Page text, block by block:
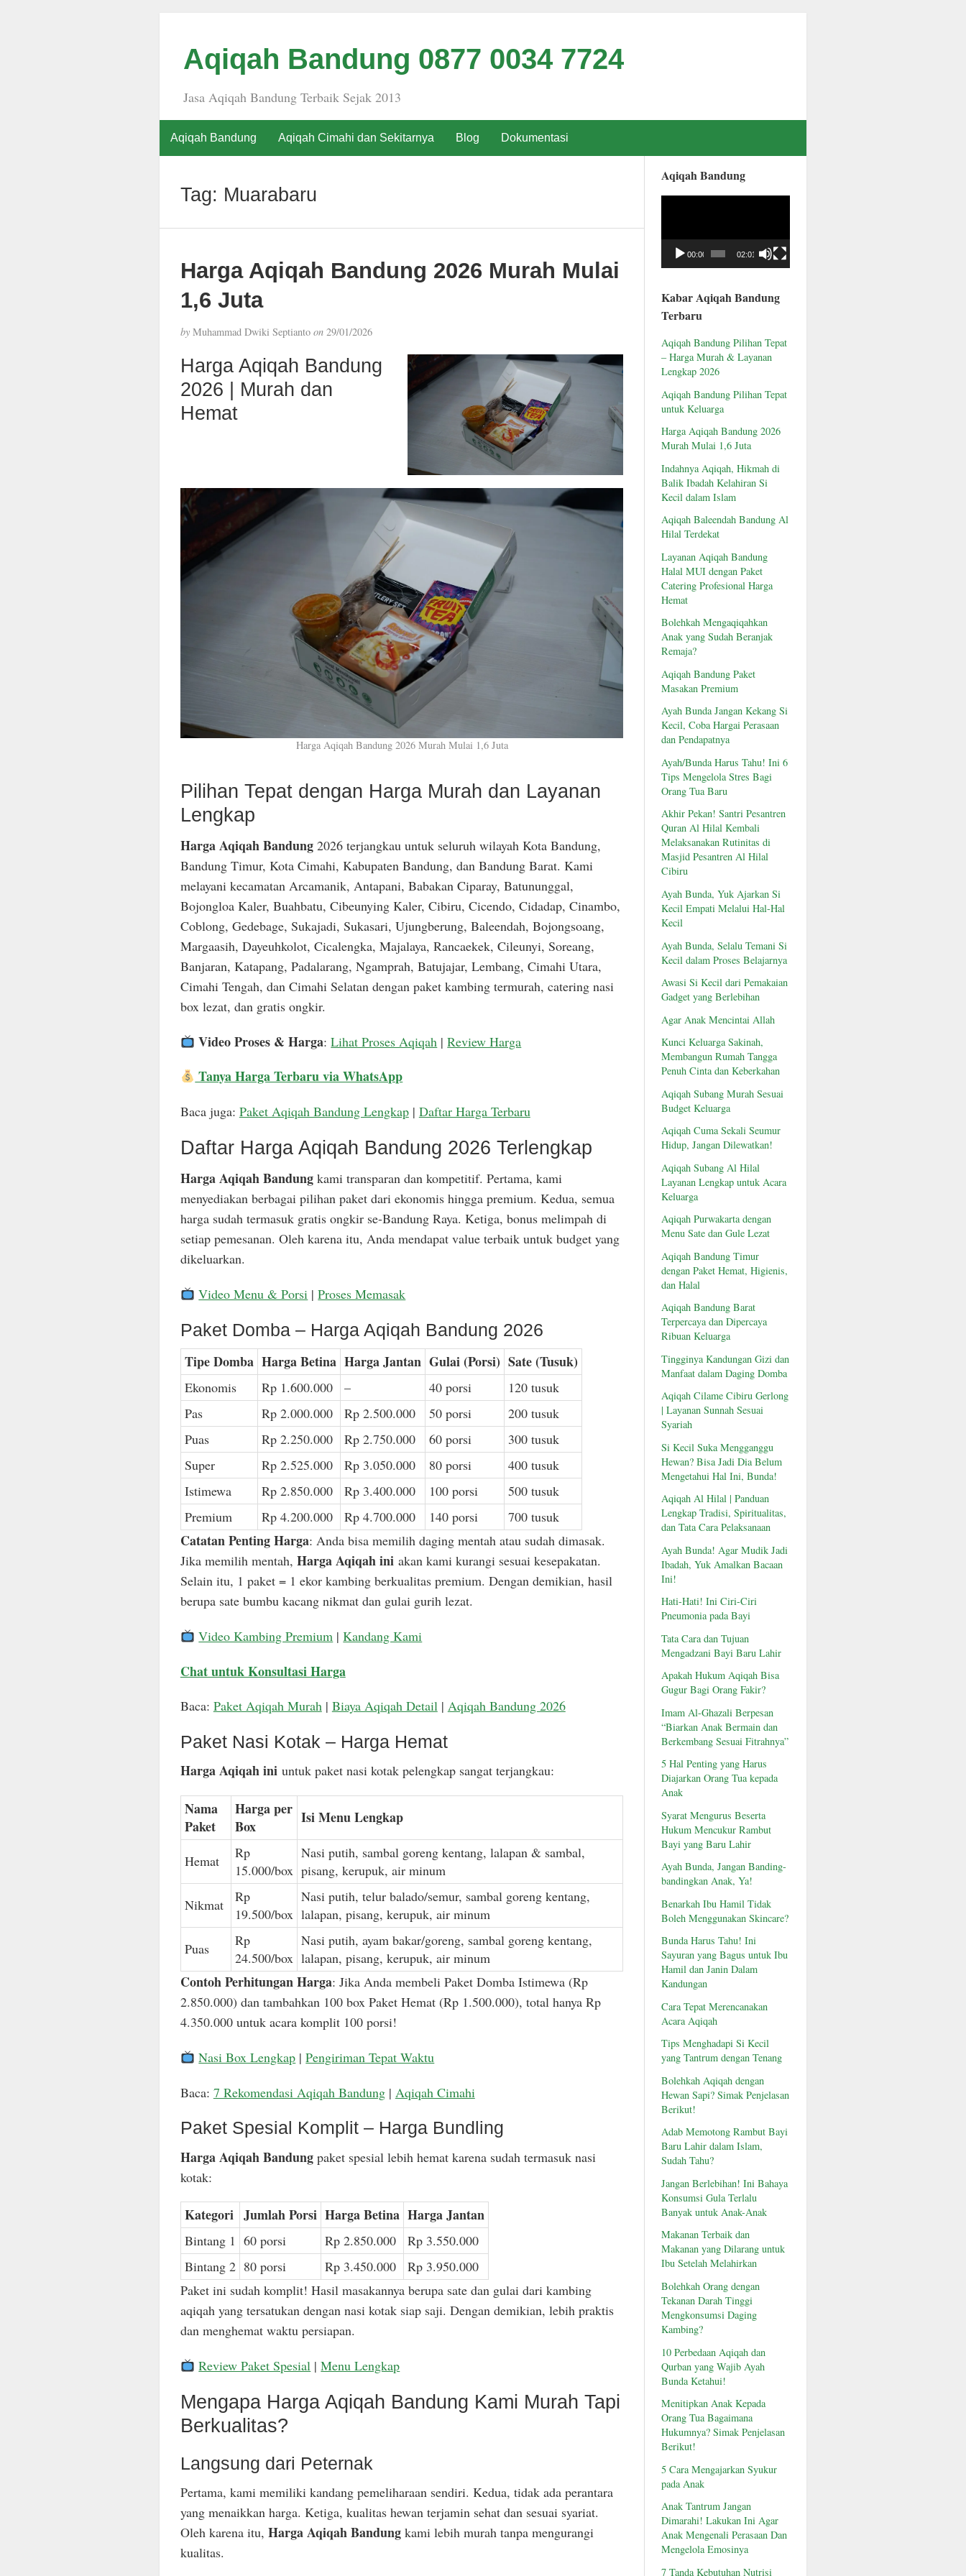
Aqiqah Bandung 0877 0034 7724
Jasa Aqiqah Bandung Terbaik Sejak 2013
Aqiqah Bandung Aqiqah Cimahi dan Sekitarnya Blog Dokumentasi
Tag: Muarabaru
Harga Aqiqah Bandung 2026 Murah Mulai
1,6 Juta
byMuhammad Dwiki Septianto on29/01/2026
Harga Aqiqah Bandung
2026 | Murah dan
Hemat
Harga Aqiqah Bandung 2026 Murah Mulai 1,6 Juta
Pilihan Tepat dengan Harga Murah dan Layanan
Lengkap
Harga Aqiqah Bandung2026 terjangkau untuk seluruh wilayah Kota Bandung,
Bandung Timur, Kota Cimahi, Kabupaten Bandung, dan Bandung Barat. Kami
melayani kecamatan Arcamanik, Antapani, Babakan Ciparay, Batununggal,
Bojongloa Kaler, Buahbatu, Cibeunying Kaler, Cibiru, Cicendo, Cidadap, Cinambo,
Coblong, Gedebage, Sukajadi, Sukasari, Ujungberung, Baleendah, Bojongsoang,
Margaasih, Dayeuhkolot, Cicalengka, Majalaya, Rancaekek, Cileunyi, Soreang,
Banjaran, Katapang, Padalarang, Ngamprah, Batujajar, Lembang, Cimahi Utara,
Cimahi Tengah, dan Cimahi Selatan dengan paket kambing termurah, catering nasi
box lezat, dan gratis ongkir.
Video Proses & Harga:Lihat Proses Aqiqah |Review Harga
Tanya Harga Terbaru via WhatsApp
Baca juga: Paket Aqiqah Bandung Lengkap| Daftar Harga Terbaru
Daftar Harga Aqiqah Bandung 2026 Terlengkap
Harga Aqiqah Bandungkami transparan dan kompetitif. Pertama, kami
menyediakan berbagai pilihan paket dari ekonomis hingga premium. Kedua, semua
harga sudah termasuk gratis ongkir se-Bandung Raya. Ketiga, bonus melimpah di
setiap pemesanan. Oleh karena itu, Anda mendapat value terbaik untuk budget yang
dikeluarkan.
Video Menu & Porsi |Proses Memasak
Paket Domba – Harga Aqiqah Bandung 2026
Tipe Domba Harga Betina Harga Jantan Gulai (Porsi) Sate (Tusuk)
Ekonomis Rp 1.600.000 – 40 porsi
120 tusuk
Pas
Rp 2.000.000 Rp 2.500.000 50 porsi
200 tusuk
Puas
Rp 2.250.000 Rp 2.750.000 60 porsi
300 tusuk
Super
Rp 2.525.000 Rp 3.050.000 80 porsi
400 tusuk
Istimewa
Rp 2.850.000 Rp 3.400.000 100 porsi
500 tusuk
Premium
Rp 4.200.000 Rp 4.700.000 140 porsi 700 tusuk
Catatan Penting Harga: Anda bisa memilih daging mentah atau sudah dimasak.
Jika memilih mentah, Harga Aqiqah iniakan kami kurangi sesuai kesepakatan.
Selain itu, 1 paket = 1 ekor kambing berkualitas premium. Dengan demikian, hasil
berupa sate bumbu kacang nikmat dan gulai gurih lezat.
Video Kambing Premium |Kandang Kami
Chat untuk Konsultasi Harga
Baca: Paket Aqiqah Murah| Biaya Aqiqah Detail| Aqiqah Bandung 2026
Paket Nasi Kotak – Harga Hemat
Harga Aqiqah iniuntuk paket nasi kotak pelengkap sangat terjangkau:
Nama
Paket
Harga per
Box
Isi Menu Lengkap
Hemat
Rp
15.000/box
Nasi putih, sambal goreng kentang, lalapan & sambal,
pisang, kerupuk, air minum
Nikmat
Rp
19.500/box
Nasi putih, telur balado/semur, sambal goreng kentang,
lalapan, pisang, kerupuk, air minum
Puas
Rp
24.500/box
Nasi putih, ayam bakar/goreng, sambal goreng kentang,
lalapan, pisang, kerupuk, air minum
Contoh Perhitungan Harga: Jika Anda membeli Paket Domba Istimewa (Rp
2.850.000) dan tambahkan 100 box Paket Hemat (Rp 1.500.000), total hanya Rp
4.350.000 untuk acara komplit 100 porsi!
Nasi Box Lengkap |Pengiriman Tepat Waktu
Baca: 7 Rekomendasi Aqiqah Bandung| Aqiqah Cimahi
Paket Spesial Komplit – Harga Bundling
Harga Aqiqah Bandungpaket spesial lebih hemat karena sudah termasuk nasi
kotak:
Kategori Jumlah Porsi Harga Betina Harga Jantan
Bintang 1 60 porsi Rp 2.850.000
Rp 3.550.000
Bintang 2 80 porsi Rp 3.450.000
Rp 3.950.000
Paket ini sudah komplit! Hasil masakannya berupa sate dan gulai dari kambing
aqiqah yang tersatukan dengan nasi kotak siap saji. Dengan demikian, lebih praktis
dan menghemat waktu persiapan.
Review Paket Spesial |Menu Lengkap
Mengapa Harga Aqiqah Bandung Kami Murah Tapi
Berkualitas?
Langsung dari Peternak
Pertama, kami memiliki kandang pemeliharaan sendiri. Kedua, tidak ada perantara
yang menaikkan harga. Ketiga, kualitas hewan terjamin sehat dan sesuai syariat.
Oleh karena itu, Harga Aqiqah Bandungkami lebih murah tanpa mengurangi
kualitas.
Aqiqah Bandung
00:00 02:01
Kabar Aqiqah Bandung
Terbaru
Aqiqah Bandung Pilihan Tepat
– Harga Murah & Layanan
Lengkap 2026
Aqiqah Bandung Pilihan Tepat
untuk Keluarga
Harga Aqiqah Bandung 2026
Murah Mulai 1,6 Juta
Indahnya Aqiqah, Hikmah di
Balik Ibadah Kelahiran Si
Kecil dalam Islam
Aqiqah Baleendah Bandung Al
Hilal Terdekat
Layanan Aqiqah Bandung
Halal MUI dengan Paket
Catering Profesional Harga
Hemat
Bolehkah Mengaqiqahkan
Anak yang Sudah Beranjak
Remaja?
Aqiqah Bandung Paket
Masakan Premium
Ayah Bunda Jangan Kekang Si
Kecil, Coba Hargai Perasaan
dan Pendapatnya
Ayah/Bunda Harus Tahu! Ini 6
Tips Mengelola Stres Bagi
Orang Tua Baru
Akhir Pekan! Santri Pesantren
Quran Al Hilal Kembali
Melaksanakan Rutinitas di
Masjid Pesantren Al Hilal
Cibiru
Ayah Bunda, Yuk Ajarkan Si
Kecil Empati Melalui Hal-Hal
Kecil
Ayah Bunda, Selalu Temani Si
Kecil dalam Proses Belajarnya
Awasi Si Kecil dari Pemakaian
Gadget yang Berlebihan
Agar Anak Mencintai Allah
Kunci Keluarga Sakinah,
Membangun Rumah Tangga
Penuh Cinta dan Keberkahan
Aqiqah Subang Murah Sesuai
Budget Keluarga
Aqiqah Cuma Sekali Seumur
Hidup, Jangan Dilewatkan!
Aqiqah Subang Al Hilal
Layanan Lengkap untuk Acara
Keluarga
Aqiqah Purwakarta dengan
Menu Sate dan Gule Lezat
Aqiqah Bandung Timur
dengan Paket Hemat, Higienis,
dan Halal
Aqiqah Bandung Barat
Terpercaya dan Dipercaya
Ribuan Keluarga
Tingginya Kandungan Gizi dan
Manfaat dalam Daging Domba
Aqiqah Cilame Cibiru Gerlong
| Layanan Sunnah Sesuai
Syariah
Si Kecil Suka Mengganggu
Hewan? Bisa Jadi Dia Belum
Mengetahui Hal Ini, Bunda!
Aqiqah Al Hilal | Panduan
Lengkap Tradisi, Spiritualitas,
dan Tata Cara Pelaksanaan
Ayah Bunda! Agar Mudik Jadi
Ibadah, Yuk Amalkan Bacaan
Ini!
Hati-Hati! Ini Ciri-Ciri
Pneumonia pada Bayi
Tata Cara dan Tujuan
Mengadzani Bayi Baru Lahir
Apakah Hukum Aqiqah Bisa
Gugur Bagi Orang Fakir?
Imam Al-Ghazali Berpesan
“Biarkan Anak Bermain dan
Berkembang Sesuai Fitrahnya”
5 Hal Penting yang Harus
Diajarkan Orang Tua kepada
Anak
Syarat Mengurus Beserta
Hukum Mencukur Rambut
Bayi yang Baru Lahir
Ayah Bunda, Jangan Banding-
bandingkan Anak, Ya!
Benarkah Ibu Hamil Tidak
Boleh Menggunakan Skincare?
Bunda Harus Tahu! Ini
Sayuran yang Bagus untuk Ibu
Hamil dan Janin Dalam
Kandungan
Cara Tepat Merencanakan
Acara Aqiqah
Tips Menghadapi Si Kecil
yang Tantrum dengan Tenang
Bolehkah Aqiqah dengan
Hewan Sapi? Simak Penjelasan
Berikut!
Adab Memotong Rambut Bayi
Baru Lahir dalam Islam,
Sudah Tahu?
Jangan Berlebihan! Ini Bahaya
Konsumsi Gula Terlalu
Banyak untuk Anak-Anak
Makanan Terbaik dan
Makanan yang Dilarang untuk
Ibu Setelah Melahirkan
Bolehkah Orang dengan
Tekanan Darah Tinggi
Mengkonsumsi Daging
Kambing?
10 Perbedaan Aqiqah dan
Qurban yang Wajib Ayah
Bunda Ketahui!
Menitipkan Anak Kepada
Orang Tua Bagaimana
Hukumnya? Simak Penjelasan
Berikut!
5 Cara Mengajarkan Syukur
pada Anak
Anak Tantrum Jangan
Dimarahi! Lakukan Ini Agar
Anak Mengenali Perasaan Dan
Mengelola Emosinya
7 Tanda Kebutuhan Nutrisi